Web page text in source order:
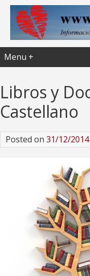
Menu +
Libros y
Castellano
Posted on 31/12/2014